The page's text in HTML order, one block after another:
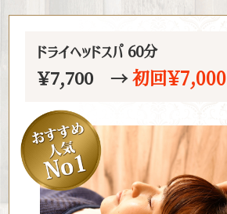
ドライヘッドスパ 60分
￥7,700 →初回￥7,000